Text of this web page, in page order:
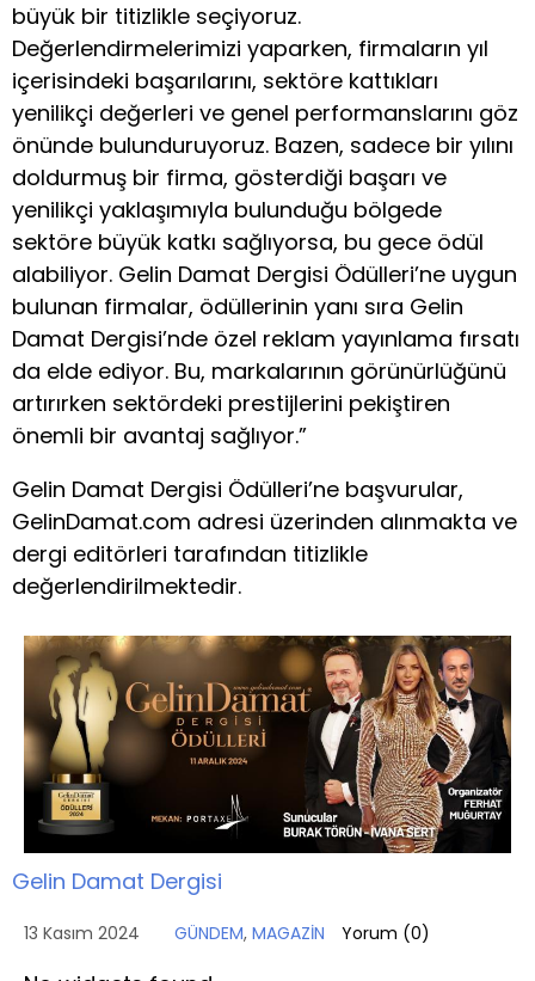
büyük bir titizlikle seçiyoruz.
Değerlendirmelerimizi yaparken, firmaların yıl
içerisindeki başarılarını, sektöre kattıkları
yenilikçi değerleri ve genel performanslarını göz
önünde bulunduruyoruz. Bazen, sadece bir yılını
doldurmuş bir firma, gösterdiği başarı ve
yenilikçi yaklaşımıyla bulunduğu bölgede
sektöre büyük katkı sağlıyorsa, bu gece ödül
alabiliyor. Gelin Damat Dergisi Ödülleri’ne uygun
bulunan firmalar, ödüllerinin yanı sıra Gelin
Damat Dergisi’nde özel reklam yayınlama fırsatı
da elde ediyor. Bu, markalarının görünürlüğünü
artırırken sektördeki prestijlerini pekiştiren
önemli bir avantaj sağlıyor.”
Gelin Damat Dergisi Ödülleri’ne başvurular,
GelinDamat.com adresi üzerinden alınmakta ve
dergi editörleri tarafından titizlikle
değerlendirilmektedir.
Gelin Damat Dergisi
13 Kasım 2024 GÜNDEM, MAGAZİN Yorum (0)